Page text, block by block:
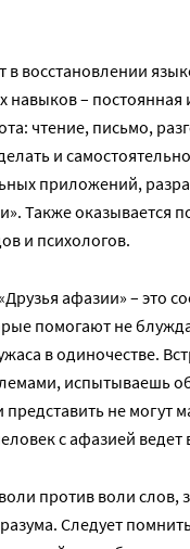
восстановлении
навыков – постоянная
чтение, письмо,
и
приложений,
Также оказывается
и психологов.
афазии» – это
помогают не
в одиночестве.
испытываешь
не могут
с афазией ведет
против воли слов,
Следует